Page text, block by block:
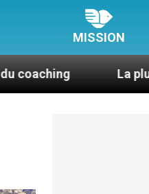
MISSION
La plus belle chose